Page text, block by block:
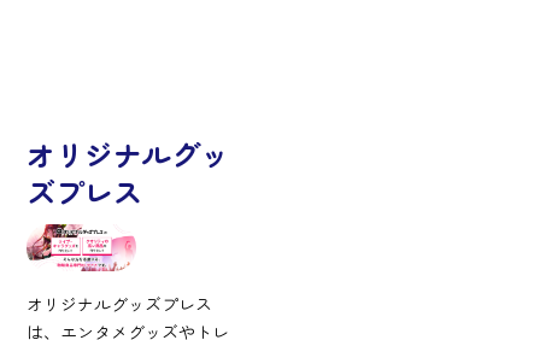
オリジナルグッ
ズプレス
オリジナルグッズプレス
は、エンタメグッズやトレ